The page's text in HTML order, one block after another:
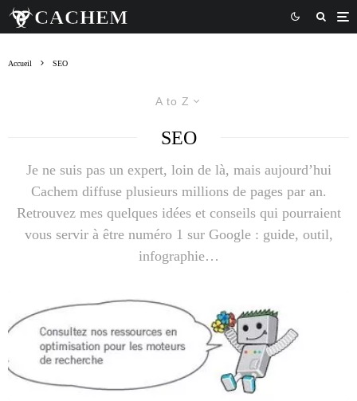
Accueil SEO
A to Z
SEO
Je ne suis pas un expert, loin de là, mais aujourd’hui
Cachem diffuse plusieurs millions de pages par an.
Retrouvez mes quelques idées et conseils qui pourraient
vous servir à être numéro 1 sur Google : guide, outil,
infographie…